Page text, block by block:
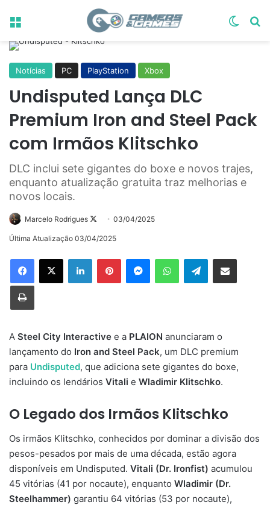
Menu
Notícias PC PlayStation Xbox
Undisputed Lança DLC
Premium Iron and Steel Pack
com Irmãos Klitschko
DLC inclui sete gigantes do boxe e novos trajes,
enquanto atualização gratuita traz melhorias e
novos locais.
Marcelo Rodrigues
Follow
on
03/04/2025
Última Atualização 03/04/2025
LinkedinPinterestMessengerWhatsAppTelegramCompartilhar via e-mail
Imprimir
A Steel City Interactive e a PLAION anunciaram o
lançamento do Iron and Steel Pack, um DLC premium
para Undisputed, que adiciona sete gigantes do boxe,
incluindo os lendários Vitali e Wladimir Klitschko.
O Legado dos Irmãos Klitschko
Os irmãos Klitschko, conhecidos por dominar a divisão dos
pesos-pesados por mais de uma década, estão agora
disponíveis em Undisputed. Vitali (Dr. Ironfist) acumulou
45 vitórias (41 por nocaute), enquanto Wladimir (Dr.
Steelhammer) garantiu 64 vitórias (53 por nocaute),